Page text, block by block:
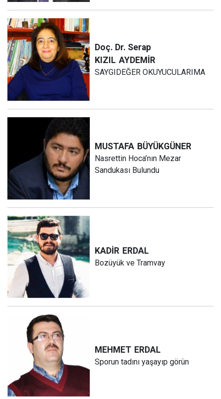
Doç. Dr. Serap
KIZIL AYDEMİR
SAYGIDEĞER OKUYUCULARIMA
MUSTAFA BÜYÜKGÜNER
Nasrettin Hoca’nın Mezar
Sandukası Bulundu
KADİR ERDAL
Bozüyük ve Tramvay
MEHMET ERDAL
Sporun tadını yaşayıp görün